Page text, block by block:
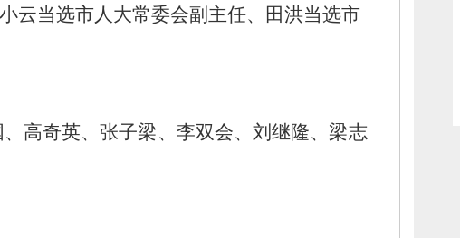
云当选市人大常委会副主任、
田洪当选市
高奇英、张子梁、 李双会、刘继隆、 梁志